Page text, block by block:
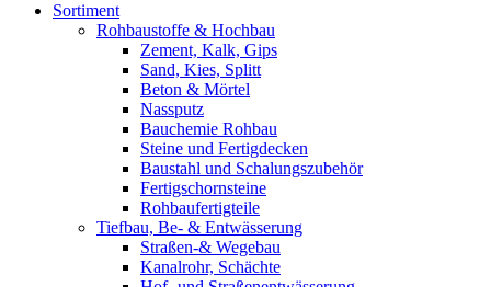
Sortiment
Rohbaustoffe & Hochbau
Zement, Kalk, Gips
Sand, Kies, Splitt
Beton & Mörtel
Nassputz
Bauchemie Rohbau
Steine und Fertigdecken
Baustahl und Schalungszubehör
Fertigschornsteine
Rohbaufertigteile
Tiefbau, Be- & Entwässerung
Straßen-& Wegebau
Kanalrohr, Schächte